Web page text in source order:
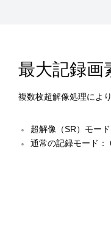
最大記録画
複数枚超解像処理によ
超解像（SR）モー
通常の記録モード